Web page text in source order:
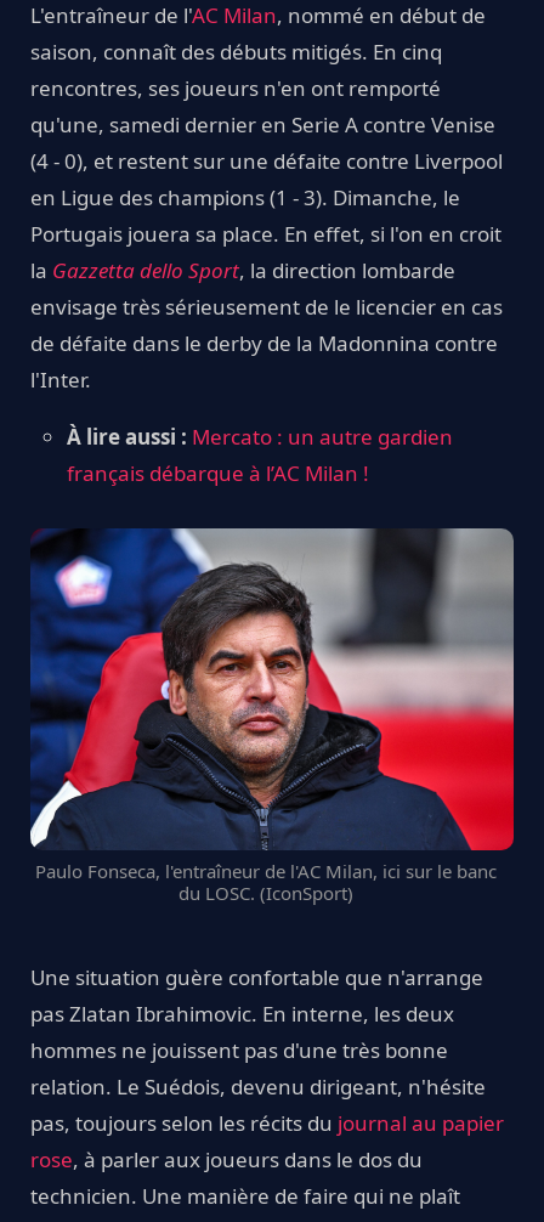
L'entraîneur de l'AC Milan, nommé en début de
saison, connaît des débuts mitigés. En cinq
rencontres, ses joueurs n'en ont remporté
qu'une, samedi dernier en Serie A contre Venise
(4 - 0), et restent sur une défaite contre Liverpool
en Ligue des champions (1 - 3). Dimanche, le
Portugais jouera sa place. En effet, si l'on en croit
la Gazzetta dello Sport, la direction lombarde
envisage très sérieusement de le licencier en cas
de défaite dans le derby de la Madonnina contre
l'Inter.
À lire aussi : Mercato : un autre gardien
français débarque à l’AC Milan !
Paulo Fonseca, l'entraîneur de l'AC Milan, ici sur le banc
du LOSC. (IconSport)
Une situation guère confortable que n'arrange
pas Zlatan Ibrahimovic. En interne, les deux
hommes ne jouissent pas d'une très bonne
relation. Le Suédois, devenu dirigeant, n'hésite
pas, toujours selon les récits du journal au papier
rose, à parler aux joueurs dans le dos du
technicien. Une manière de faire qui ne plaît